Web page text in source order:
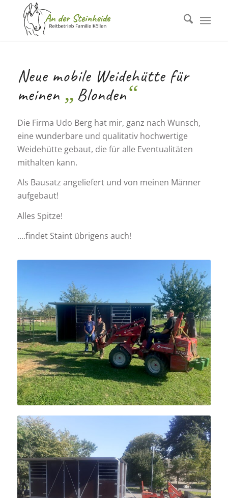
Neue mobile Weidehütte für
meinen „ Blonden“
Die Firma Udo Berg hat mir, ganz nach Wunsch,
eine wunderbare und qualitativ hochwertige
Weidehütte gebaut, die für alle Eventualitäten
mithalten kann.
Als Bausatz angeliefert und von meinen Männer
aufgebaut!
Alles Spitze!
….findet Staint übrigens auch!